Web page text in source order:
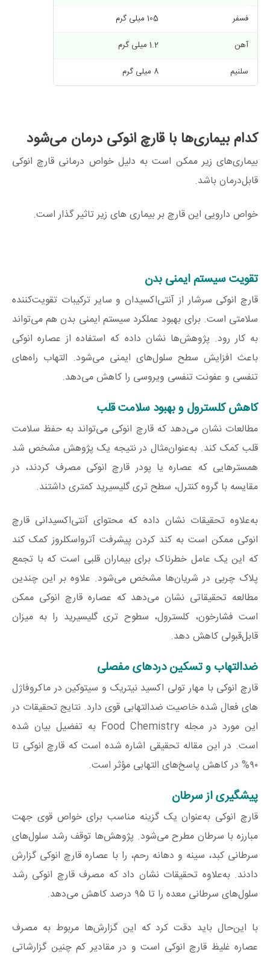
فسفر 105 میلی گرم
آهن
1.2 میلی گرم
سلنیم
8 میلی گرم
کدام بیماری‌ها با قارچ انوکی درمان می‌شود
بیماری‌های زیر ممکن است به دلیل خواص درمانی قارچ انوکی
قابل‌درمان باشد.
خواص دارویی این قارچ بر بیماری های زیر تاثیر گذار است.
تقویت سیستم ایمنی بدن
قارچ انوکی سرشار از آنتی‌اکسیدان و سایر ترکیبات تقویت‌کننده
سلامتی است. برای بهبود عملکرد سیستم ایمنی بدن هم می‌تواند
به کار رود. پژوهش‌ها نشان داده که استفاده از عصاره انوکی
باعث افزایش سطح سلول‌های ایمنی می‌شود. التهاب راه‌های
تنفسی و عفونت تنفسی ویروسی را کاهش می‌دهد.
کاهش کلسترول و بهبود سلامت قلب
مطالعات نشان می‌دهد که قارچ انوکی می‌تواند به حفظ سلامت
قلب کمک کند. به‌عنوان‌مثال در نتیجه یک پژوهش مشخص شد
همسترهایی که عصاره یا پودر قارچ انوکی مصرف کردند، در
مقایسه با گروه کنترل، سطح تری گلیسیرید کمتری داشتند.
به‌علاوه تحقیقات نشان داده که محتوای آنتی‌اکسیدانی قارچ
انوکی ممکن است به کند کردن پیشرفت آترواسکلروز کمک کند
که این یک عامل خطرناک برای بیماران قلبی است که با تجمع
پلاک چربی در شریان‌ها مشخص می‌شود. علاوه بر این چندین
مطالعه تحقیقاتی نشان می‌دهد که عصاره قارچ انوکی ممکن
است فشارخون، کلسترول، سطوح تری گلیسیرید را به میزان
قابل‌قبولی کاهش دهد.
ضدالتهاب و تسکین دردهای مفصلی
قارچ انوکی با مهار تولی اکسید نیتریک و سیتوکین در ماکروفاژل
های فعال شده خاصیت ضدالتهابی قوی دارد. نتایج تحقیقات در
این مورد در مجله Food Chemistry به تفضیل بیان شده
است. در این مقاله تحقیقی اشاره شده است که قارچ انوکی تا
۹۰% در کاهش پاسخ‌های التهابی مؤثر است.
پیشگیری از سرطان
قارچ انوکی به‌عنوان یک گزینه مناسب برای خواص قوی جهت
مبارزه با سرطان مطرح می‌شود. پژوهش‌ها توقف رشد سلول‌های
سرطانی کبد، سینه و دهانه رحم، را با عصاره قارچ انوکی گزارش
دادند. به‌علاوه تحقیقات نشان داد که مصرف قارچ انوکی رشد
سلول‌های سرطانی معده را تا ۹۵ درصد کاهش می‌دهد.
با این‌حال باید دقت کرد که این گزارش‌ها مربوط به مصرف
عصاره غلیظ قارچ انوکی است و در مقادیر کم چنین گزارشاتی